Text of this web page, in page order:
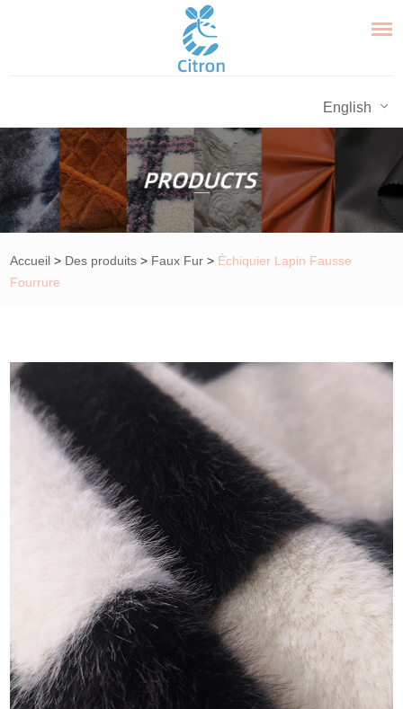
English
Accueil > Des produits > Faux Fur > Échiquier Lapin Fausse
Fourrure